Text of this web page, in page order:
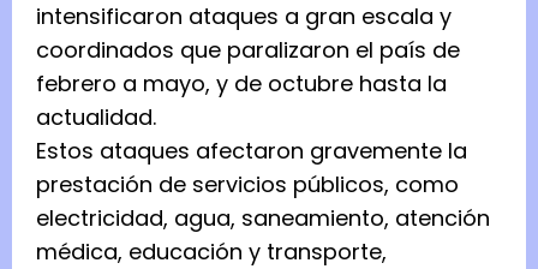
intensificaron ataques a gran escala y
coordinados que paralizaron el país de
febrero a mayo, y de octubre hasta la
actualidad.
Estos ataques afectaron gravemente la
prestación de servicios públicos, como
electricidad, agua, saneamiento, atención
médica, educación y transporte,